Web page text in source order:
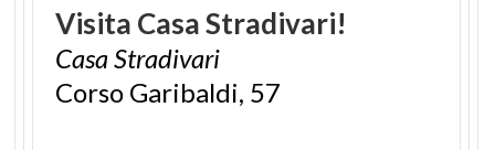
Visita CasaStradivari!
CasaStradivari
Corso Garibaldi, 57